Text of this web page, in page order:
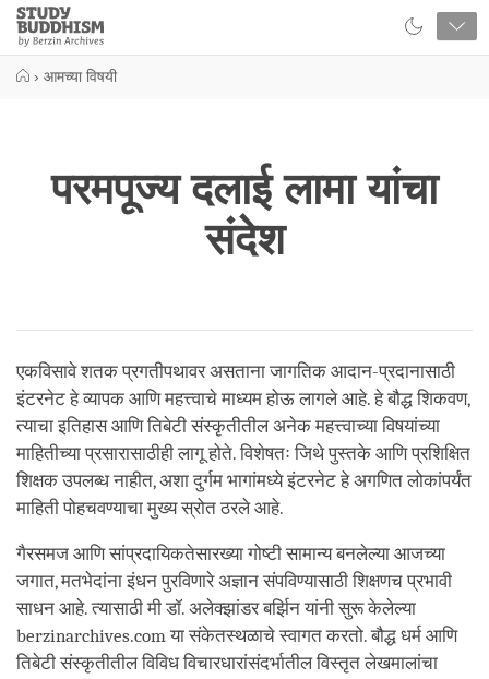
Close
Study
Buddhism
› आमच्या विषयी
परमपूज्य दलाई लामा यांचा
संदेश
एकविसावे शतक प्रगतीपथावर असताना जागतिक आदान-प्रदानासाठी
इंटरनेट हे व्यापक आणि महत्त्वाचे माध्यम होऊ लागले आहे. हे बौद्ध शिकवण,
त्याचा इतिहास आणि तिबेटी संस्कृतीतील अनेक महत्त्वाच्या विषयांच्या
माहितीच्या प्रसारासाठीही लागू होते. विशेषतः जिथे पुस्तके आणि प्रशिक्षित
शिक्षक उपलब्ध नाहीत, अशा दुर्गम भागांमध्ये इंटरनेट हे अगणित लोकांपर्यंत
माहिती पोहचवण्याचा मुख्य स्रोत ठरले आहे.
गैरसमज आणि सांप्रदायिकतेसारख्या गोष्टी सामान्य बनलेल्या आजच्या
जगात, मतभेदांना इंधन पुरविणारे अज्ञान संपविण्यासाठी शिक्षणच प्रभावी
साधन आहे. त्यासाठी मी डॉ. अलेक्झांडर बर्झिन यांनी सुरू केलेल्या
berzinarchives.com या संकेतस्थळाचे स्वागत करतो. बौद्ध धर्म आणि
तिबेटी संस्कृतीतील विविध विचारधारांसंदर्भातील विस्तृत लेखमालांचा